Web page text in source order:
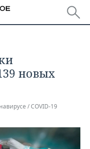
новых
/ COVID-19